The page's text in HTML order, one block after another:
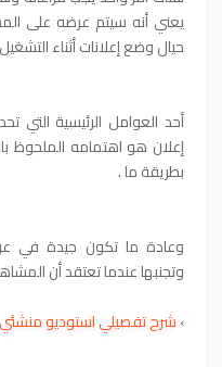
يعني أنه سيتم عرضه على
حيال وضع إعلانات أثناء
أحد العوامل الرئيسية
بطريقة ما .
وعادة ما تكون جيدة في
وتجنبها عندما تعتقد أن
›شرح تفصيلي استوديو منشئي